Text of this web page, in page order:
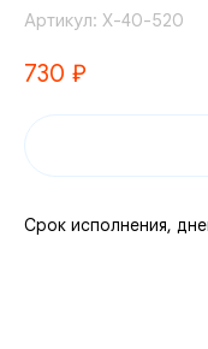
Артикул: Х-40-520
730 ₽
Срок исполнения,